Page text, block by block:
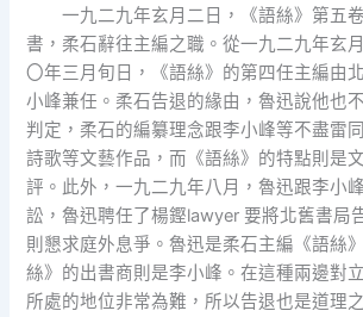
一九二九年玄月二日，《語絲》第五
書，柔石辭往主編之職。從一九二九年玄
〇年三月旬日，《語絲》的第四任主編由
小峰兼任。柔石告退的緣由，魯迅說他也
判定，柔石的編纂理念跟李小峰等不盡雷
詩歌等文藝作品，而《語絲》的特點則是
評。此外，一九二九年八月，魯迅跟李小
訟，魯迅聘任了楊鏗lawyer 要將北舊書局
則懇求庭外息爭。魯迅是柔石主編《語絲
絲》的出書商則是李小峰。在這種兩邊對
所處的地位非常為難，所以告退也是道理